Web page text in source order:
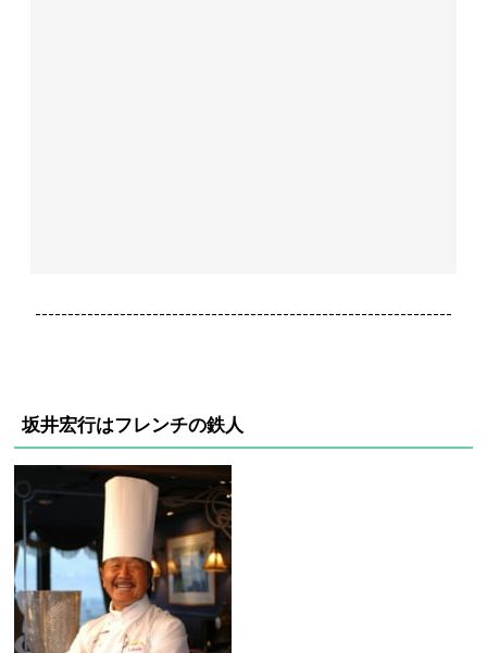
----------------------------------------------------------------
坂井宏行はフレンチの鉄人